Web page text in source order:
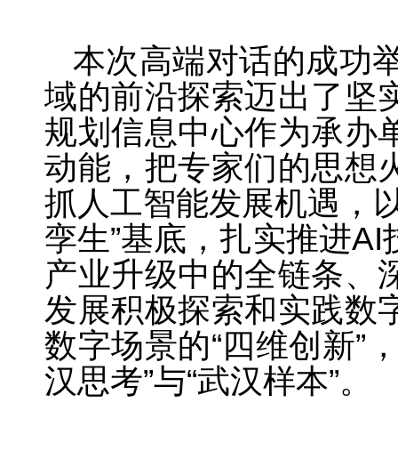
本次高端对话的成功
域的前沿探索迈出了坚
规划信息中心作为承办
动能，把专家们的思想
抓人工智能发展机遇，
孪生”基底，扎实推进
产业升级中的全链条、
发展积极探索和实践数
数字场景的“四维创新”
汉思考”与“武汉样本”。